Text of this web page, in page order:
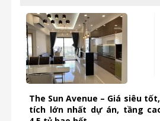
The Sun Avenue – Giá siêu
tích lớn nhất dự án, tầng